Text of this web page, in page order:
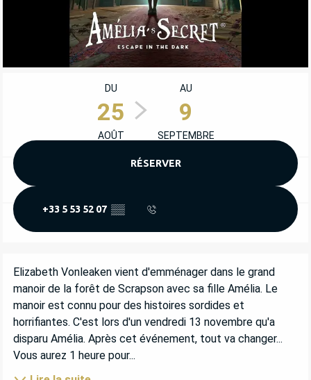
OUVERTURE ET COORDONNÉES
DU
25
AOÛT
AU
9
SEPTEMBRE
RÉSERVER
+33 5 53 52 07 ▒▒
DESCRIPTION
Elizabeth Vonleaken vient d'emménager dans le grand
manoir de la forêt de Scrapson avec sa fille Amélia. Le
manoir est connu pour des histoires sordides et
horrifiantes. C'est lors d'un vendredi 13 novembre qu'a
disparu Amélia. Après cet événement, tout va changer...
Vous aurez 1 heure pour...